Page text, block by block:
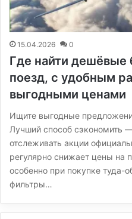
15.04.2026 0
Где найти дешёвые
поезд, с удобным
выгодными ценами
Ищите выгодные
Лучший способ сэкономить
отслеживать акции
регулярно снижает цены на
особенно при покупке туда-
фильтры…